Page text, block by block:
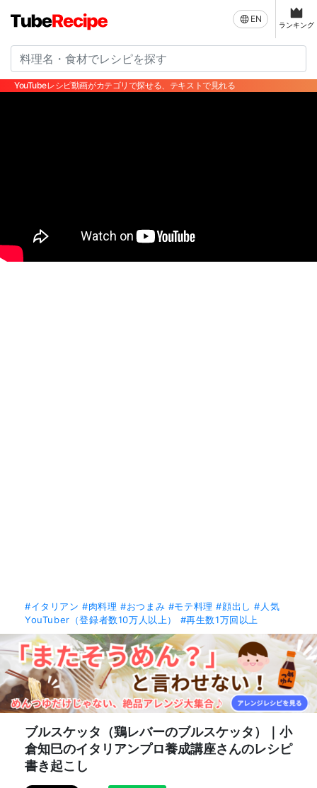
EN
ランキング
YouTubeレシピ動画がカテゴリで探せる、テキストで見れる
#イタリアン #肉料理 #おつまみ #モテ料理 #顔出し #人気
YouTuber（登録者数10万人以上）
#再生数1万回以上
ブルスケッタ（鶏レバーのブルスケッタ）｜小
倉知巳のイタリアンプロ養成講座さんのレシピ
書き起こし